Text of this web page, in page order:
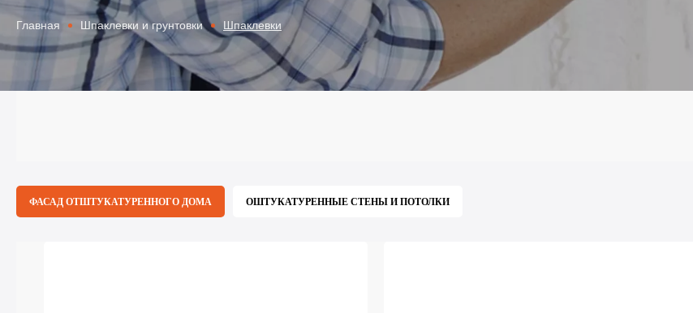
Главная Шпаклевки и грунтовки Шпаклевки
ФАСАД ОТШТУКАТУРЕННОГО ДОМА ОШТУКАТУРЕННЫЕ СТЕНЫ И ПОТОЛКИ